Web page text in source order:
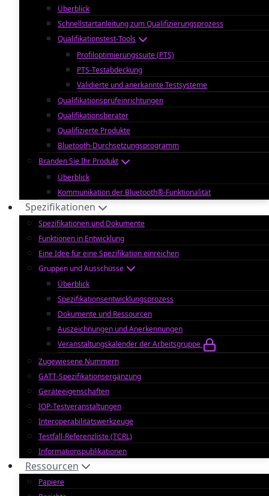
Überblick
Schnellstartanleitung zum Qualifizierungsprozess
Qualifikationstest-Tools
Profiloptimierungssuite (PTS)
PTS-Testabdeckung
Validierte und anerkannte Testsysteme
Qualifikationsprüfeinrichtungen
Qualifikationsberater
Qualifizierte Produkte
Bluetooth-Durchsetzungsprogramm
Branden Sie Ihr Produkt
Überblick
Kommunikation der Bluetooth®-Funktionalität
Spezifikationen
Spezifikationen und Dokumente
Funktionen in Entwicklung
Eine Idee für eine Spezifikation einreichen
Gruppen und Ausschüsse
Überblick
Spezifikationsentwicklungsprozess
Dokumente und Ressourcen
Auszeichnungen und Anerkennungen
Veranstaltungskalender der Arbeitsgruppe
Zugewiesene Nummern
GATT-Spezifikationsergänzung
Geräteeigenschaften
IOP-Testveranstaltungen
Interoperabilitätswerkzeuge
Testfall-Referenzliste (TCRL)
Informationspublikationen
Ressourcen
Papiere